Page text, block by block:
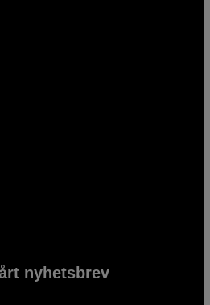
nyhetsbrev